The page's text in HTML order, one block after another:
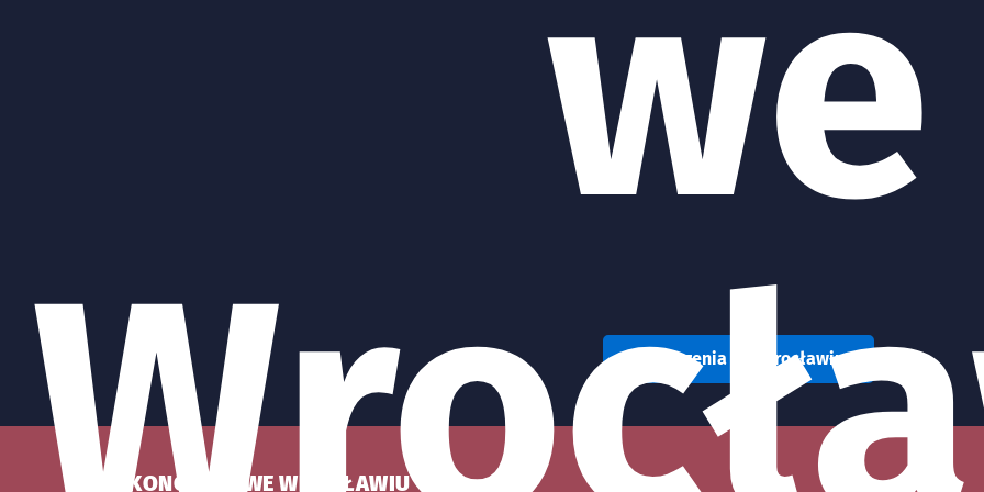
we
Wydarzenia we Wrocławiu
KONCERTY WE WROCŁAWIU